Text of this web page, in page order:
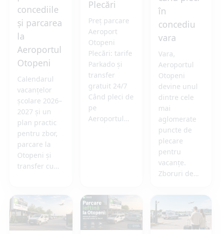
concediile
și parcarea
la
Aeroportul
Otopeni
Calendarul
vacanțelor
școlare 2026–
2027 și un
plan practic
pentru zbor,
parcare la
Otopeni și
transfer cu…
Plecări
Preț parcare
Aeroport
Otopeni
Plecări: tarife
Parkado și
transfer
gratuit 24/7
Când pleci de
pe
Aeroportul…
în
concediu
vara
Vara,
Aeroportul
Otopeni
devine unul
dintre cele
mai
aglomerate
puncte de
plecare
pentru
vacanțe.
Zboruri de…